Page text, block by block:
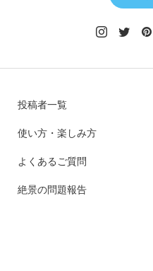
投稿者一覧
使い方・楽しみ方
よくあるご質問
絶景の問題報告